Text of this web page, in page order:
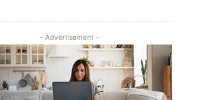
- Advertisement -